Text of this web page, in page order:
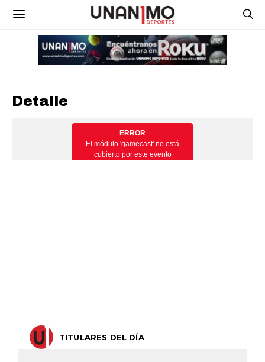
Detalle
TITULARES DEL DÍA